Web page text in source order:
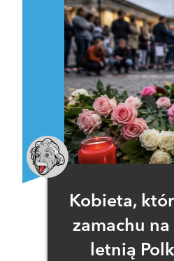
Kobieta,
zamachu na
letnią